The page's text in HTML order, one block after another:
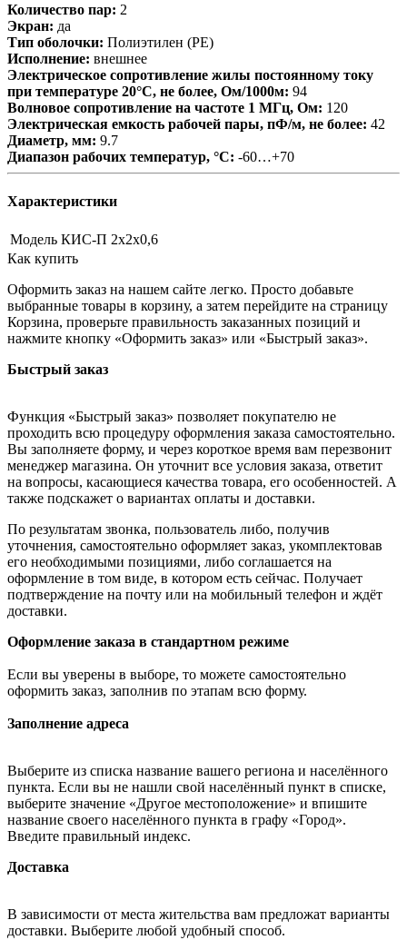
Количество пар: 2
Экран: да
Тип оболочки: Полиэтилен (PE)
Исполнение: внешнее
Электрическое сопротивление жилы постоянному току
при температуре 20°C, не более, Ом/1000м: 94
Волновое сопротивление на частоте 1 МГц, Ом: 120
Электрическая емкость рабочей пары, пФ/м, не более: 42
Диаметр, мм: 9.7
Диапазон рабочих температур, °С: -60…+70
Характеристики
Модель КИС-П 2х2х0,6
Как купить
Оформить заказ на нашем сайте легко. Просто добавьте
выбранные товары в корзину, а затем перейдите на страницу
Корзина, проверьте правильность заказанных позиций и
нажмите кнопку «Оформить заказ» или «Быстрый заказ».
Быстрый заказ
Функция «Быстрый заказ» позволяет покупателю не
проходить всю процедуру оформления заказа самостоятельно.
Вы заполняете форму, и через короткое время вам перезвонит
менеджер магазина. Он уточнит все условия заказа, ответит
на вопросы, касающиеся качества товара, его особенностей. А
также подскажет о вариантах оплаты и доставки.
По результатам звонка, пользователь либо, получив
уточнения, самостоятельно оформляет заказ, укомплектовав
его необходимыми позициями, либо соглашается на
оформление в том виде, в котором есть сейчас. Получает
подтверждение на почту или на мобильный телефон и ждёт
доставки.
Оформление заказа в стандартном режиме
Если вы уверены в выборе, то можете самостоятельно
оформить заказ, заполнив по этапам всю форму.
Заполнение адреса
Выберите из списка название вашего региона и населённого
пункта. Если вы не нашли свой населённый пункт в списке,
выберите значение «Другое местоположение» и впишите
название своего населённого пункта в графу «Город».
Введите правильный индекс.
Доставка
В зависимости от места жительства вам предложат варианты
доставки. Выберите любой удобный способ.